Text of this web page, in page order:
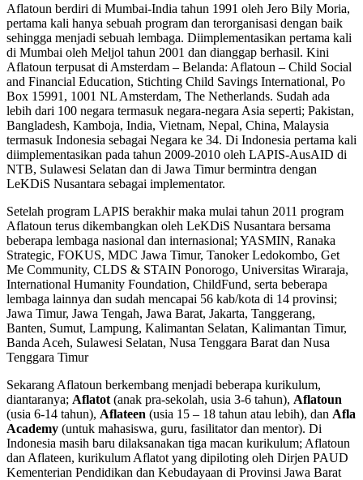
Aflatoun berdiri di Mumbai-India tahun 1991 oleh Jero Bily Moria,
pertama kali hanya sebuah program dan terorganisasi dengan baik
sehingga menjadi sebuah lembaga. Diimplementasikan pertama kali
di Mumbai oleh Meljol tahun 2001 dan dianggap berhasil. Kini
Aflatoun terpusat di Amsterdam – Belanda: Aflatoun – Child Social
and Financial Education, Stichting Child Savings International, Po
Box 15991, 1001 NL Amsterdam, The Netherlands. Sudah ada
lebih dari 100 negara termasuk negara-negara Asia seperti; Pakistan,
Bangladesh, Kamboja, India, Vietnam, Nepal, China, Malaysia
termasuk Indonesia sebagai Negara ke 34. Di Indonesia pertama kali
diimplementasikan pada tahun 2009-2010 oleh LAPIS-AusAID di
NTB, Sulawesi Selatan dan di Jawa Timur bermintra dengan
LeKDiS Nusantara sebagai implementator.
Setelah program LAPIS berakhir maka mulai tahun 2011 program
Aflatoun terus dikembangkan oleh LeKDiS Nusantara bersama
beberapa lembaga nasional dan internasional; YASMIN, Ranaka
Strategic, FOKUS, MDC Jawa Timur, Tanoker Ledokombo, Get
Me Community, CLDS & STAIN Ponorogo, Universitas Wiraraja,
International Humanity Foundation, ChildFund, serta beberapa
lembaga lainnya dan sudah mencapai 56 kab/kota di 14 provinsi;
Jawa Timur, Jawa Tengah, Jawa Barat, Jakarta, Tanggerang,
Banten, Sumut, Lampung, Kalimantan Selatan, Kalimantan Timur,
Banda Aceh, Sulawesi Selatan, Nusa Tenggara Barat dan Nusa
Tenggara Timur
Sekarang Aflatoun berkembang menjadi beberapa kurikulum,
diantaranya; Aflatot (anak pra-sekolah, usia 3-6 tahun), Aflatoun
(usia 6-14 tahun), Aflateen (usia 15 – 18 tahun atau lebih), dan Afla
Academy (untuk mahasiswa, guru, fasilitator dan mentor). Di
Indonesia masih baru dilaksanakan tiga macan kurikulum; Aflatoun
dan Aflateen, kurikulum Aflatot yang dipiloting oleh Dirjen PAUD
Kementerian Pendidikan dan Kebudayaan di Provinsi Jawa Barat